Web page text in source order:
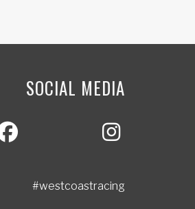
SOCIAL MEDIA
#westcoastracing